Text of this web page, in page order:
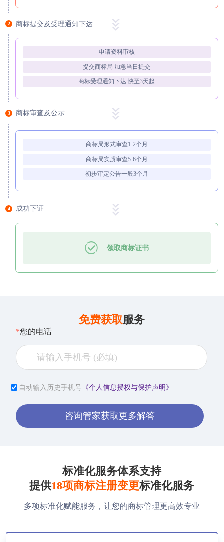
2 商标提交及受理通知下达
申请资料审核
提交商标局 加急当日提交
商标受理通知下达 快至3天起
3 商标审查及公示
商标局形式审查1-2个月
商标局实质审查5-6个月
初步审定公告一般3个月
4 成功下证
领取商标证书
免费获取服务
*您的电话
自动输入历史手机号《个人信息授权与保护声明》
咨询管家获取更多解答
标准化服务体系支持
提供18项商标注册变更标准化服务
多项标准化赋能服务，让您的商标管理更高效专业